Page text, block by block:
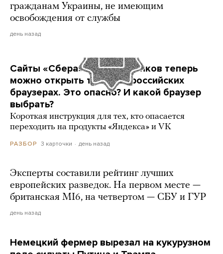
гражданам Украины, не имеющим
освобождения от службы
день назад
Сайты «Сбера» и других банков теперь
можно открыть только в российских
браузерах. Это опасно? И какой браузер
выбрать?
Короткая инструкция для тех, кто опасается
переходить на продукты «Яндекса» и VK
РАЗБОР 3 карточки день назад
Эксперты составили рейтинг лучших
европейских разведок. На первом месте —
британская MI6, на четвертом — СБУ и ГУР
день назад
Немецкий фермер вырезал на кукурузном